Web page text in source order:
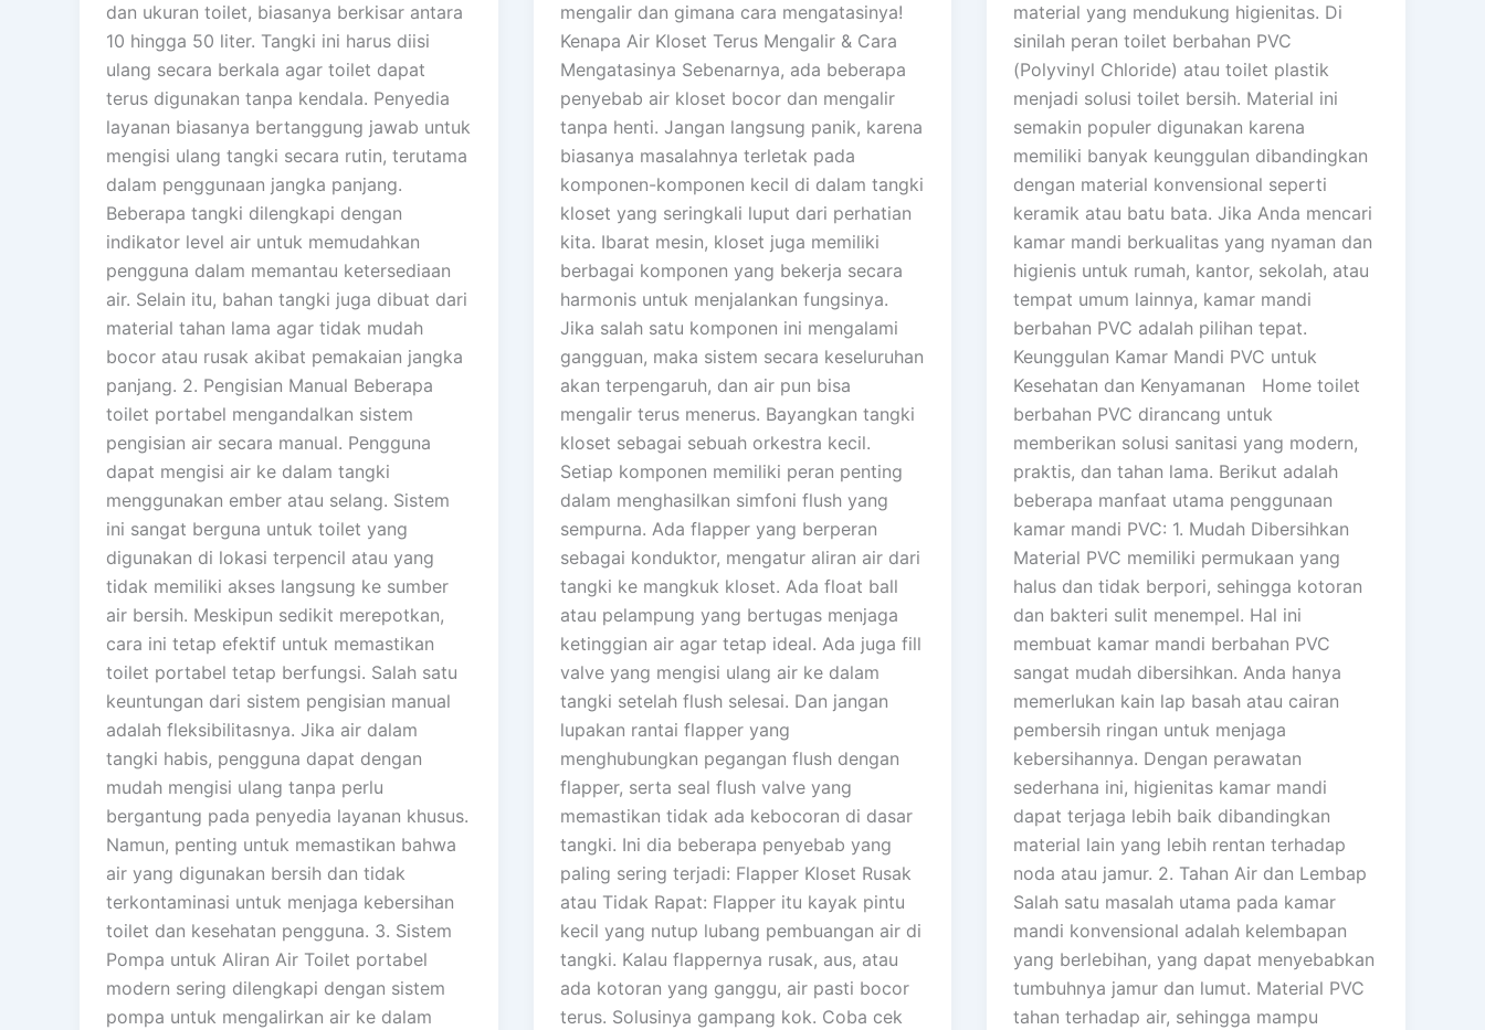
dan ukuran toilet, biasanya berkisar antara
10 hingga 50 liter. Tangki ini harus diisi
ulang secara berkala agar toilet dapat
terus digunakan tanpa kendala. Penyedia
layanan biasanya bertanggung jawab untuk
mengisi ulang tangki secara rutin, terutama
dalam penggunaan jangka panjang.
Beberapa tangki dilengkapi dengan
indikator level air untuk memudahkan
pengguna dalam memantau ketersediaan
air. Selain itu, bahan tangki juga dibuat dari
material tahan lama agar tidak mudah
bocor atau rusak akibat pemakaian jangka
panjang. 2. Pengisian Manual Beberapa
toilet portabel mengandalkan sistem
pengisian air secara manual. Pengguna
dapat mengisi air ke dalam tangki
menggunakan ember atau selang. Sistem
ini sangat berguna untuk toilet yang
digunakan di lokasi terpencil atau yang
tidak memiliki akses langsung ke sumber
air bersih. Meskipun sedikit merepotkan,
cara ini tetap efektif untuk memastikan
toilet portabel tetap berfungsi. Salah satu
keuntungan dari sistem pengisian manual
adalah fleksibilitasnya. Jika air dalam
tangki habis, pengguna dapat dengan
mudah mengisi ulang tanpa perlu
bergantung pada penyedia layanan khusus.
Namun, penting untuk memastikan bahwa
air yang digunakan bersih dan tidak
terkontaminasi untuk menjaga kebersihan
toilet dan kesehatan pengguna. 3. Sistem
Pompa untuk Aliran Air Toilet portabel
modern sering dilengkapi dengan sistem
pompa untuk mengalirkan air ke dalam
mengalir dan gimana cara mengatasinya!
Kenapa Air Kloset Terus Mengalir & Cara
Mengatasinya Sebenarnya, ada beberapa
penyebab air kloset bocor dan mengalir
tanpa henti. Jangan langsung panik, karena
biasanya masalahnya terletak pada
komponen-komponen kecil di dalam tangki
kloset yang seringkali luput dari perhatian
kita. Ibarat mesin, kloset juga memiliki
berbagai komponen yang bekerja secara
harmonis untuk menjalankan fungsinya.
Jika salah satu komponen ini mengalami
gangguan, maka sistem secara keseluruhan
akan terpengaruh, dan air pun bisa
mengalir terus menerus. Bayangkan tangki
kloset sebagai sebuah orkestra kecil.
Setiap komponen memiliki peran penting
dalam menghasilkan simfoni flush yang
sempurna. Ada flapper yang berperan
sebagai konduktor, mengatur aliran air dari
tangki ke mangkuk kloset. Ada float ball
atau pelampung yang bertugas menjaga
ketinggian air agar tetap ideal. Ada juga fill
valve yang mengisi ulang air ke dalam
tangki setelah flush selesai. Dan jangan
lupakan rantai flapper yang
menghubungkan pegangan flush dengan
flapper, serta seal flush valve yang
memastikan tidak ada kebocoran di dasar
tangki. Ini dia beberapa penyebab yang
paling sering terjadi: Flapper Kloset Rusak
atau Tidak Rapat: Flapper itu kayak pintu
kecil yang nutup lubang pembuangan air di
tangki. Kalau flappernya rusak, aus, atau
ada kotoran yang ganggu, air pasti bocor
terus. Solusinya gampang kok. Coba cek
material yang mendukung higienitas. Di
sinilah peran toilet berbahan PVC
(Polyvinyl Chloride) atau toilet plastik
menjadi solusi toilet bersih. Material ini
semakin populer digunakan karena
memiliki banyak keunggulan dibandingkan
dengan material konvensional seperti
keramik atau batu bata. Jika Anda mencari
kamar mandi berkualitas yang nyaman dan
higienis untuk rumah, kantor, sekolah, atau
tempat umum lainnya, kamar mandi
berbahan PVC adalah pilihan tepat.
Keunggulan Kamar Mandi PVC untuk
Kesehatan dan Kenyamanan Home toilet
berbahan PVC dirancang untuk
memberikan solusi sanitasi yang modern,
praktis, dan tahan lama. Berikut adalah
beberapa manfaat utama penggunaan
kamar mandi PVC: 1. Mudah Dibersihkan
Material PVC memiliki permukaan yang
halus dan tidak berpori, sehingga kotoran
dan bakteri sulit menempel. Hal ini
membuat kamar mandi berbahan PVC
sangat mudah dibersihkan. Anda hanya
memerlukan kain lap basah atau cairan
pembersih ringan untuk menjaga
kebersihannya. Dengan perawatan
sederhana ini, higienitas kamar mandi
dapat terjaga lebih baik dibandingkan
material lain yang lebih rentan terhadap
noda atau jamur. 2. Tahan Air dan Lembap
Salah satu masalah utama pada kamar
mandi konvensional adalah kelembapan
yang berlebihan, yang dapat menyebabkan
tumbuhnya jamur dan lumut. Material PVC
tahan terhadap air, sehingga mampu